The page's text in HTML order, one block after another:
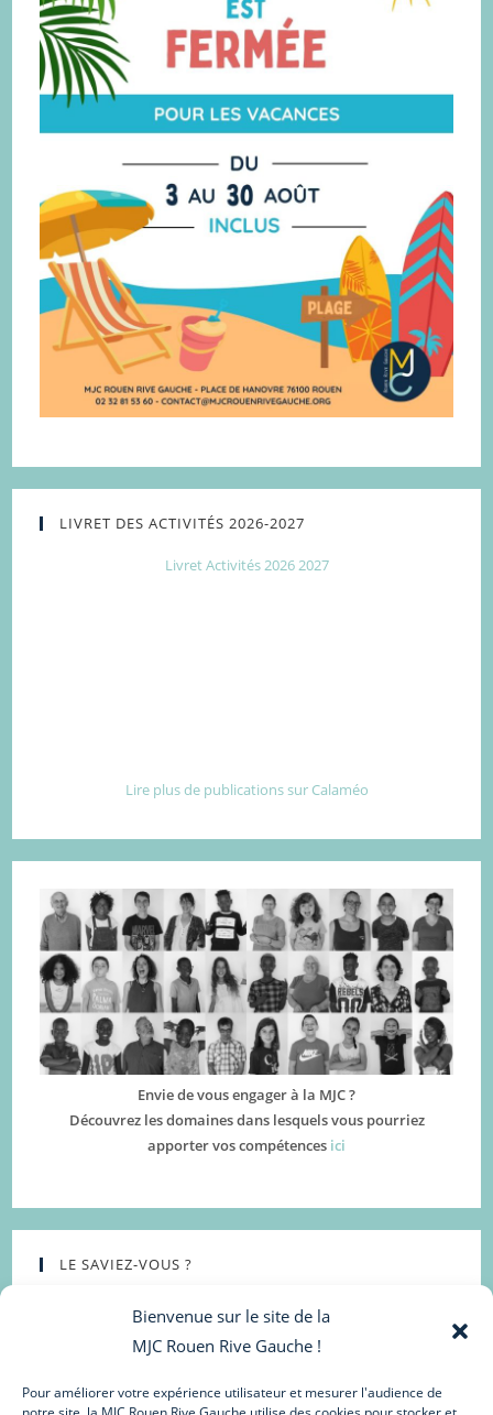
Bienvenue sur le site de la
MJC Rouen Rive Gauche !
Pour améliorer votre expérience utilisateur et mesurer l'audience de
LIVRET DES ACTIVITÉS 2026-2027
Livret Activités 2026 2027
Lire plus de publications sur Calaméo
Envie de vous engager à la MJC ?
Découvrez les domaines dans lesquels vous pourriez
apporter vos compétences ici
LE SAVIEZ-VOUS ?